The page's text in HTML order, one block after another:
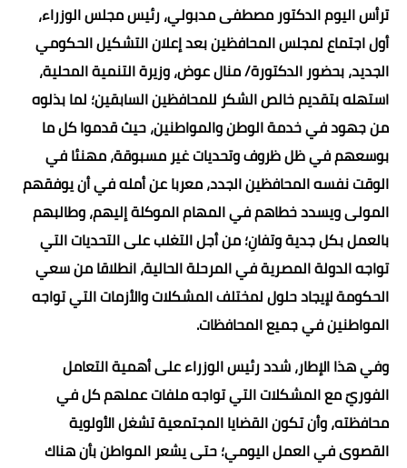
ترأس اليوم الدكتور مصطفى مدبولي، رئيس مجلس الوزراء،
أول اجتماع لمجلس المحافظين بعد إعلان التشكيل الحكومي
الجديد، بحضور الدكتورة/ منال عوض، وزيرة التنمية المحلية،
استهله بتقديم خالص الشكر للمحافظين السابقين؛ لما بذلوه
من جهود في خدمة الوطن والمواطنين، حيث قدموا كل ما
بوسعهم في ظل ظروف وتحديات غير مسبوقة، مهنئا في
الوقت نفسه المحافظين الجدد، معربا عن أمله في أن يوفقهم
المولى ويسدد خطاهم في المهام الموكلة إليهم، وطالبهم
بالعمل بكل جدية وتفانِ؛ من أجل التغلب على التحديات التي
تواجه الدولة المصرية في المرحلة الحالية، انطلاقا من سعي
الحكومة لإيجاد حلول لمختلف المشكلات والأزمات التي تواجه
المواطنين في جميع المحافظات.
وفي هذا الإطار، شدد رئيس الوزراء على أهمية التعامل
الفوريّ مع المشكلات التي تواجه ملفات عملهم كل في
محافظته، وأن تكون القضايا المجتمعية تشغل الأولوية
القصوى في العمل اليومي؛ حتى يشعر المواطن بأن هناك